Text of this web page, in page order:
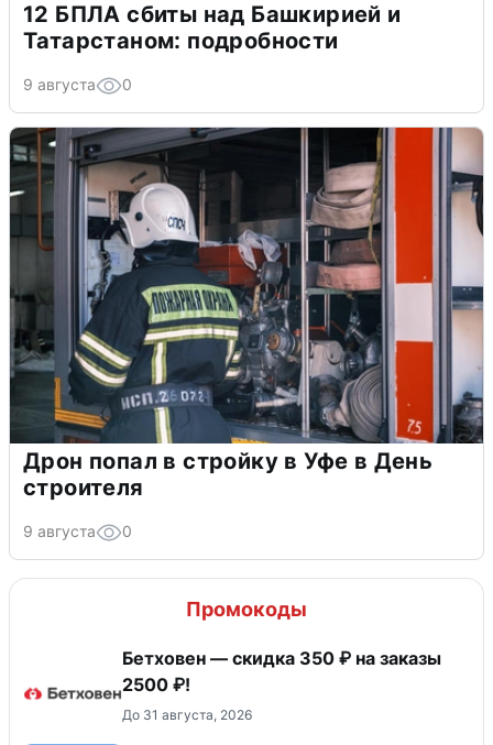
12 БПЛА сбиты над Башкирией и
Татарстаном: подробности
9 августа 0
Дрон попал в стройку в Уфе в День
строителя
9 августа 0
Промокоды
Бетховен — скидка 350 ₽ на заказы
2500 ₽!
До 31 августа, 2026